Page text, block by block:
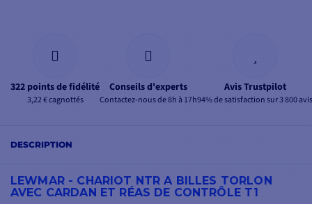
322 points de fidélité
3,22 € cagnottés
Conseils d'experts
Contactez-nous de 8h à 17h
Avis Trustpilot
94% de satisfaction sur 3 800 avis
DESCRIPTION
LEWMAR - CHARIOT NTR A BILLES TORLON
AVEC CARDAN ET RÉAS DE CONTRÔLE T1